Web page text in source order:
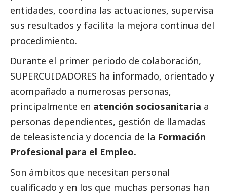
entidades, coordina las actuaciones, supervisa
sus resultados y facilita la mejora continua del
procedimiento.
Durante el primer periodo de colaboración,
SUPERCUIDADORES ha informado, orientado y
acompañado a numerosas personas,
principalmente en atención sociosanitaria a
personas dependientes, gestión de llamadas
de teleasistencia y docencia de la Formación
Profesional para el Empleo.
Son ámbitos que necesitan personal
cualificado y en los que muchas personas han